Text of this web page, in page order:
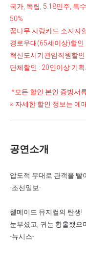
국가, 독립, 5.18민주, 특
50%
꿈나무 사랑카드 소지자
경로우대(65세이상)할인
혁신도시기관임직원할인
단체할인 : 20인이상 기
*모든 할인 본인 증빙서
※ 자세한 할인 정보는 예
공연소개
압도적 무대로 관객을 빨
-조선일보-
웰메이드 뮤지컬의 탄생!
눈부셨고, 귀는 황홀했으
-뉴시스-